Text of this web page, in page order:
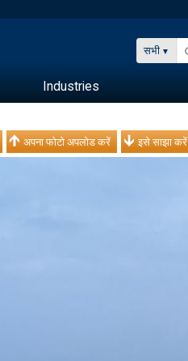
सभी
Industries
अपना फोटो अपलोड करें इसे साझा करें